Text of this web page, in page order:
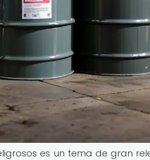
es un tema de gran